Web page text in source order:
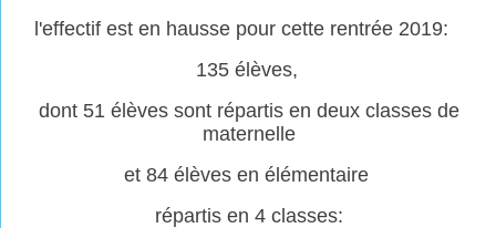
l'effectif est en hausse pour cette rentrée 2019:
135 élèves,
dont 51 élèves sont répartis en deux classes de
maternelle
et 84 élèves en élémentaire
répartis en 4 classes: